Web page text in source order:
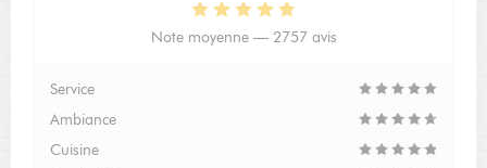
Note moyenne — 2757 avis
Service
Ambiance
Cuisine